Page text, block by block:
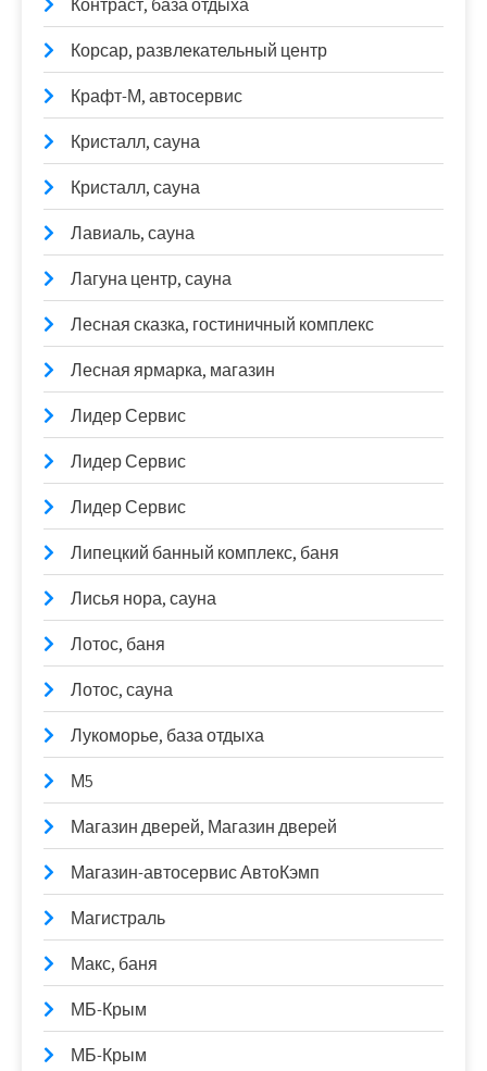
Контраст, база отдыха
Корсар, развлекательный центр
Крафт-М, автосервис
Кристалл, сауна
Кристалл, сауна
Лавиаль, сауна
Лагуна центр, сауна
Лесная сказка, гостиничный комплекс
Лесная ярмарка, магазин
Лидер Сервис
Лидер Сервис
Лидер Сервис
Липецкий банный комплекс, баня
Лисья нора, сауна
Лотос, баня
Лотос, сауна
Лукоморье, база отдыха
М5
Магазин дверей, Магазин дверей
Магазин-автосервис АвтоКэмп
Магистраль
Макс, баня
МБ-Крым
МБ-Крым